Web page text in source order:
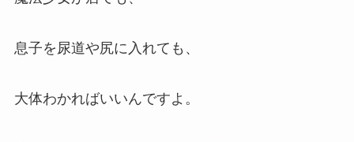
息子を尿道や尻に入れても、
大体わかればいいんですよ。